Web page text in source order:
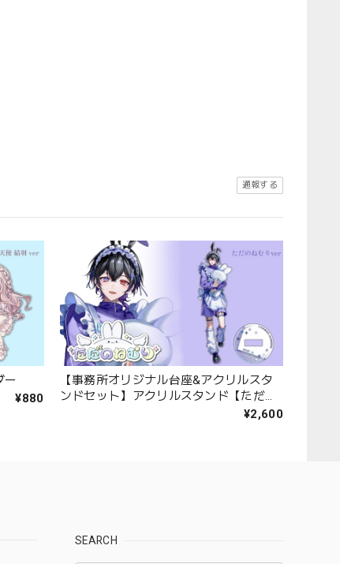
通報する
ー
¥880
【事務所オリジナル台座&アクリルスタ
ンドセット】アクリルスタンド【ただの
¥2,600
SEARCH